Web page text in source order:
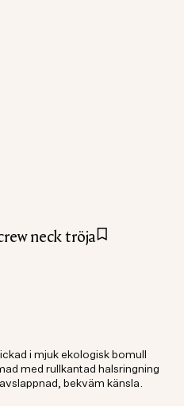
neck tröja
i mjuk ekologisk bomull
med rullkantad halsringning
bekväm känsla.